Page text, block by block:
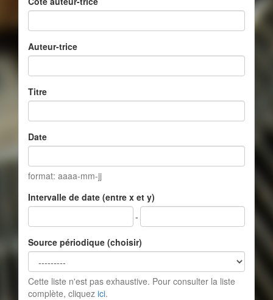
Auteur-trice
Titre
Date
format: aaaa-mm-jj
Intervalle de date (entre x et y)
-
Source périodique (choisir)
Cette liste n'est pas exhaustive. Pour consulter la liste
complète, cliquez ici.